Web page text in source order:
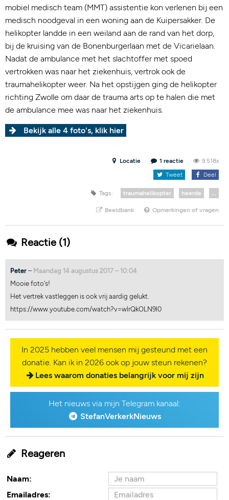
mobiel medisch team (MMT) assistentie kon verlenen bij een
medisch noodgeval in een woning aan de Kuipersakker. De
helikopter landde in een weiland aan de rand van het dorp,
bij de kruising van de Bonenburgerlaan met de Vicarielaan.
Nadat de ambulance met het slachtoffer met spoed
vertrokken was naar het ziekenhuis, vertrok ook de
traumahelikopter weer. Na het opstijgen ging de helikopter
richting Zwolle om daar de trauma arts op te halen die met
de ambulance mee was naar het ziekenhuis.
Bekijk alle 4 foto's, klik hier
Locatie 1 reactie
9.518x
Tweet
Deel
Tags: traumahelikopter heerde
Beeldbank Opmerkingen of vragen
Reactie (1)
Peter – Maandag 14 augustus 2017 – 10:04
Mooie foto's!
Het vertrek vastleggen is ook vrij aardig gelukt.
https://www.youtube.com/watch?v=wlrQkOLN9l0
In 2025 hebben veel mensen mij gesteund met een
donatie. Kan ik in 2026 ook op jouw steun rekenen?
Lees waarom donaties belangrijk voor mij zijn
Het nieuws via mijn Telegram kanaal:
StefanVerkerkNieuws
Reageren
Naam:
Emailadres: